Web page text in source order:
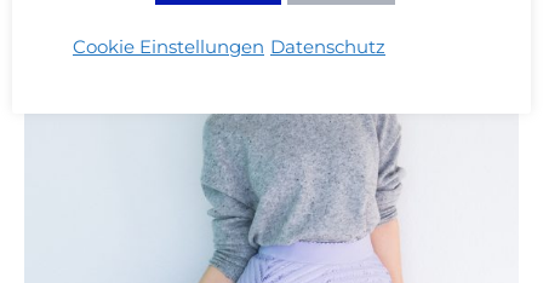
Cookie Einstellungen Datenschutz